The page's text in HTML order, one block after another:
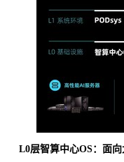
L0层智算中心OS：面